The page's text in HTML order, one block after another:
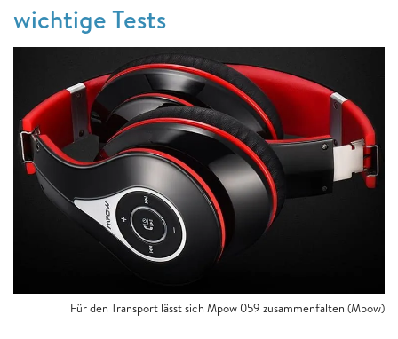
wichtige Tests
Für den Transport lässt sich Mpow 059 zusammenfalten (Mpow)